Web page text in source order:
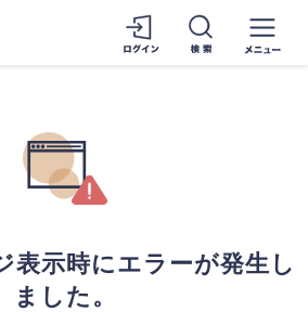
表示時にエラーが発生し
ました。